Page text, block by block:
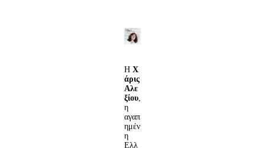
Η Χ
άρις
Αλε
ξίου,
η
αγαπ
ημέν
η
Ελλ